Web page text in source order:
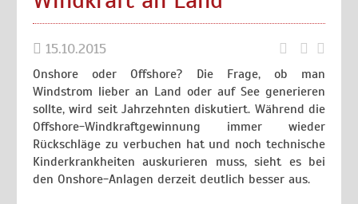
15.10.2015
Onshore oder Offshore? Die Frage, ob man
Windstrom lieber an Land oder auf See generieren
sollte, wird seit Jahrzehnten diskutiert. Während die
Offshore-Windkraftgewinnung immer wieder
Rückschläge zu verbuchen hat und noch technische
Kinderkrankheiten auskurieren muss, sieht es bei
den Onshore-Anlagen derzeit deutlich besser aus.